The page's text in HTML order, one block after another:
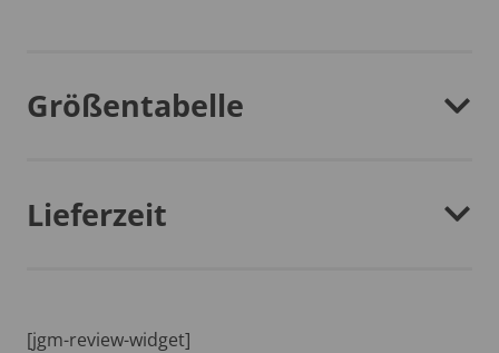
Größentabelle
Lieferzeit
[jgm-review-widget]